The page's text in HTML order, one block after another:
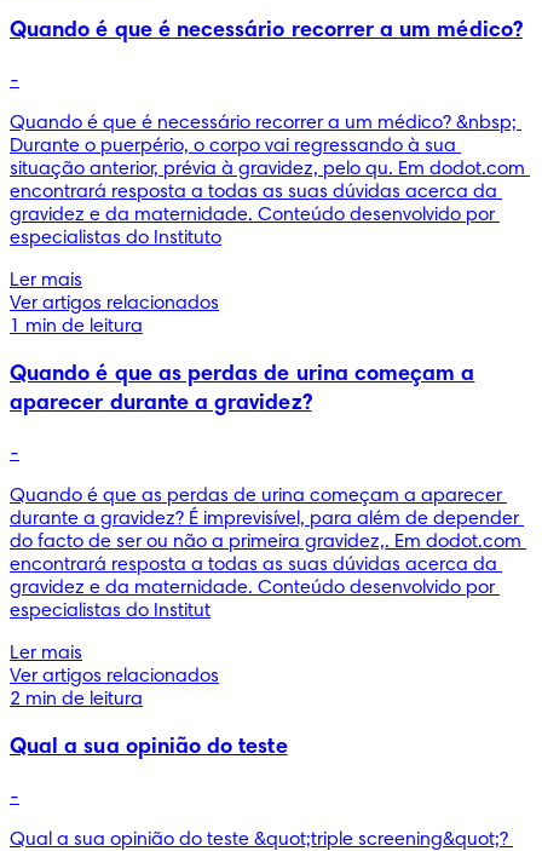
Quando é que é necessário recorrer a um médico?
-
Quando é que é necessário recorrer a um médico? &nbsp;
Durante o puerpério, o corpo vai regressando à sua
situação anterior, prévia à gravidez, pelo qu. Em dodot.com
encontrará resposta a todas as suas dúvidas acerca da
gravidez e da maternidade. Conteúdo desenvolvido por
especialistas do Instituto
Ler mais
Ver artigos relacionados
1 min de leitura
Quando é que as perdas de urina começam a
aparecer durante a gravidez?
-
Quando é que as perdas de urina começam a aparecer
durante a gravidez? É imprevisível, para além de depender
do facto de ser ou não a primeira gravidez,. Em dodot.com
encontrará resposta a todas as suas dúvidas acerca da
gravidez e da maternidade. Conteúdo desenvolvido por
especialistas do Institut
Ler mais
Ver artigos relacionados
2 min de leitura
Qual a sua opinião do teste
-
Qual a sua opinião do teste &quot;triple screening&quot;?